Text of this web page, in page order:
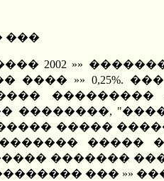
���
������ 2002 »»
���� »» 0,25%.
��������,
�����
�����
�������
��� »»